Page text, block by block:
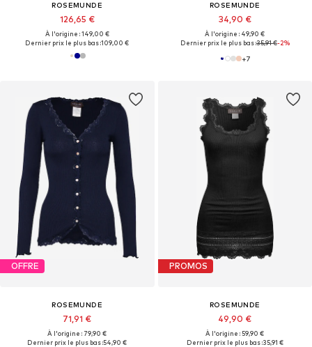
ROSEMUNDE
126,65 €
À l'origine : 149,00 €
Dernier prix le plus bas :109,00 €
ROSEMUNDE
34,90 €
À l'origine : 49,90 €
Dernier prix le plus bas :35,91 €-2%
+7
OFFRE
ROSEMUNDE
71,91 €
À l'origine : 79,90 €
Dernier prix le plus bas :54,90 €
PROMOS
ROSEMUNDE
49,90 €
À l'origine : 59,90 €
Dernier prix le plus bas :35,91 €